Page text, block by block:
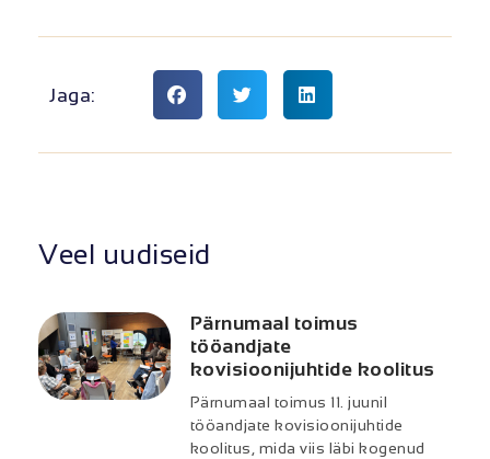
Jaga:
Veel uudiseid
Pärnumaal toimus
tööandjate
kovisioonijuhtide koolitus
Pärnumaal toimus 11. juunil
tööandjate kovisioonijuhtide
koolitus, mida viis läbi kogenud